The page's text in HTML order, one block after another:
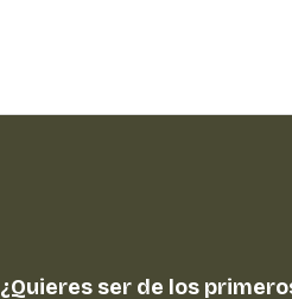
¿Quieres ser de los